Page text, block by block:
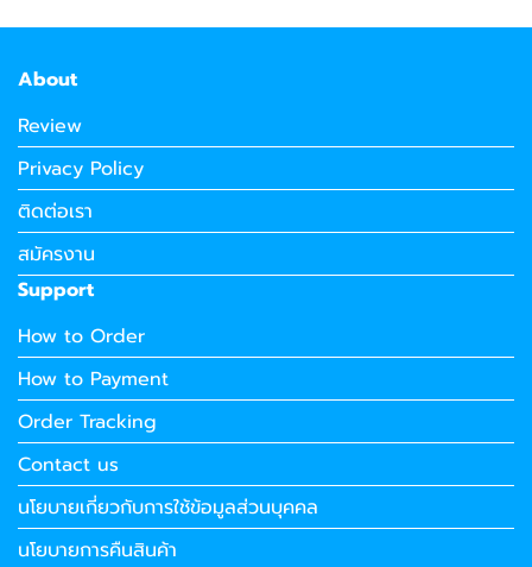
About
Review
Privacy Policy
ติดต่อเรา
สมัครงาน
Support
How to Order
How to Payment
Order Tracking
Contact us
นโยบายเกี่ยวกับการใช้ข้อมูลส่วนบุคคล
นโยบายการคืนสินค้า